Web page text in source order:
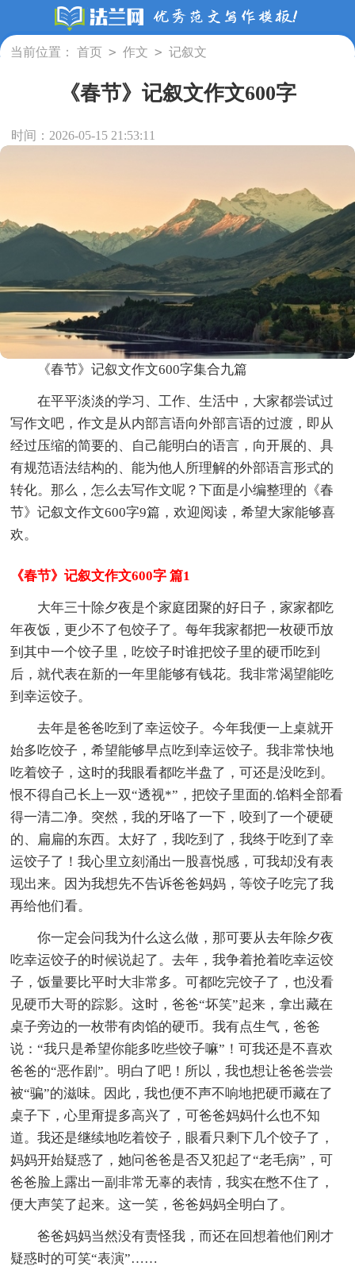
当前位置： 首页 > 作文 > 记叙文
《春节》记叙文作文600字
时间：2026-05-15 21:53:11
《春节》记叙文作文600字集合九篇
在平平淡淡的学习、工作、生活中，大家都尝试过
写作文吧，作文是从内部言语向外部言语的过渡，即从
经过压缩的简要的、自己能明白的语言，向开展的、具
有规范语法结构的、能为他人所理解的外部语言形式的
转化。那么，怎么去写作文呢？下面是小编整理的《春
节》记叙文作文600字9篇，欢迎阅读，希望大家能够喜
欢。
《春节》记叙文作文600字 篇1
大年三十除夕夜是个家庭团聚的好日子，家家都吃
年夜饭，更少不了包饺子了。每年我家都把一枚硬币放
到其中一个饺子里，吃饺子时谁把饺子里的硬币吃到
后，就代表在新的一年里能够有钱花。我非常渴望能吃
到幸运饺子。
去年是爸爸吃到了幸运饺子。今年我便一上桌就开
始多吃饺子，希望能够早点吃到幸运饺子。我非常快地
吃着饺子，这时的我眼看都吃半盘了，可还是没吃到。
恨不得自己长上一双“透视*”，把饺子里面的.馅料全部看
得一清二净。突然，我的牙咯了一下，咬到了一个硬硬
的、扁扁的东西。太好了，我吃到了，我终于吃到了幸
运饺子了！我心里立刻涌出一股喜悦感，可我却没有表
现出来。因为我想先不告诉爸爸妈妈，等饺子吃完了我
再给他们看。
你一定会问我为什么这么做，那可要从去年除夕夜
吃幸运饺子的时候说起了。去年，我争着抢着吃幸运饺
子，饭量要比平时大非常多。可都吃完饺子了，也没看
见硬币大哥的踪影。这时，爸爸“坏笑”起来，拿出藏在
桌子旁边的一枚带有肉馅的硬币。我有点生气，爸爸
说：“我只是希望你能多吃些饺子嘛”！可我还是不喜欢
爸爸的“恶作剧”。明白了吧！所以，我也想让爸爸尝尝
被“骗”的滋味。因此，我也便不声不响地把硬币藏在了
桌子下，心里甭提多高兴了，可爸爸妈妈什么也不知
道。我还是继续地吃着饺子，眼看只剩下几个饺子了，
妈妈开始疑惑了，她问爸爸是否又犯起了“老毛病”，可
爸爸脸上露出一副非常无辜的表情，我实在憋不住了，
便大声笑了起来。这一笑，爸爸妈妈全明白了。
爸爸妈妈当然没有责怪我，而还在回想着他们刚才
疑惑时的可笑“表演”……